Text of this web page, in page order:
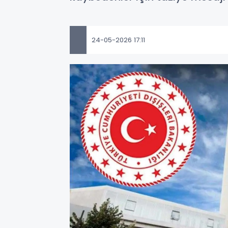
24-05-2026 17:11